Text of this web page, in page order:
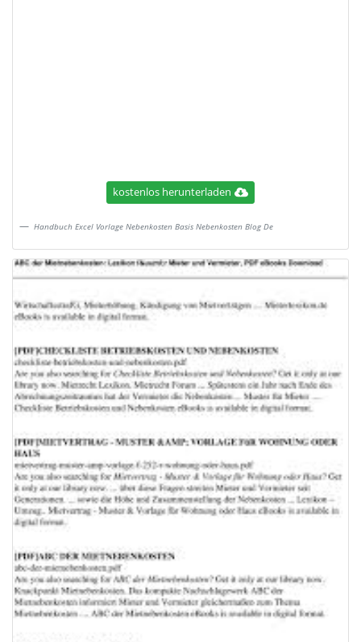
kostenlos herunterladen
Handbuch Excel Vorlage Nebenkosten Basis Nebenkosten Blog De